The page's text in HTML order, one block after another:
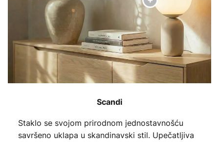
Scandi
Staklo se svojom prirodnom jednostavnošću
savršeno uklapa u skandinavski stil. Upečatljiva